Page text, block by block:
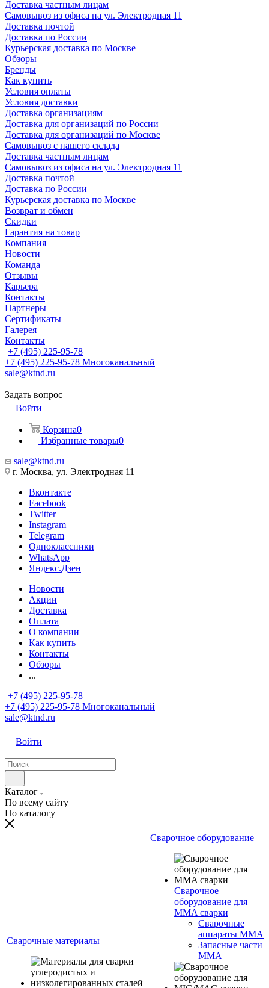
Доставка частным лицам
Самовывоз из офиса на ул. Электродная 11
Доставка почтой
Доставка по России
Курьерская доставка по Москве
Обзоры
Бренды
Как купить
Условия оплаты
Условия доставки
Доставка организациям
Доставка для организаций по России
Доставка для организаций по Москве
Самовывоз с нашего склада
Доставка частным лицам
Самовывоз из офиса на ул. Электродная 11
Доставка почтой
Доставка по России
Курьерская доставка по Москве
Возврат и обмен
Скидки
Гарантия на товар
Компания
Новости
Команда
Отзывы
Карьера
Контакты
Партнеры
Сертификаты
Галерея
Контакты
+7 (495) 225-95-78
+7 (495) 225-95-78 Многоканальный
sale@ktnd.ru
Задать вопрос
Войти
Корзина0
Избранные товары0
sale@ktnd.ru
г. Москва, ул. Электродная 11
Вконтакте
Facebook
Twitter
Instagram
Telegram
Одноклассники
WhatsApp
Яндекс.Дзен
Новости
Акции
Доставка
Оплата
О компании
Как купить
Контакты
Обзоры
...
+7 (495) 225-95-78
+7 (495) 225-95-78 Многоканальный
sale@ktnd.ru
Войти
Каталог
По всему сайту
По каталогу
Сварочные материалы
Сварочное оборудование
Сварочное
оборудование для
MMA сварки
Сварочные
аппараты MMA
Запасные части
MMA